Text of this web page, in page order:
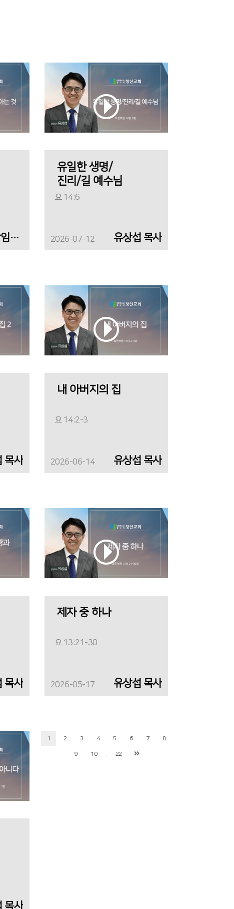
유상섭 담임목사
유일한 생명/
진리/길 예수님
요 14:6
2026-07-12 유상섭 목사
목사
내 아버지의 집
요 14:2-3
2026-06-14 유상섭 목사
목사
제자 중 하나
요 13:21-30
2026-05-17 유상섭 목사
목사
1 2 3 4 5 6 7 8
9 10 22